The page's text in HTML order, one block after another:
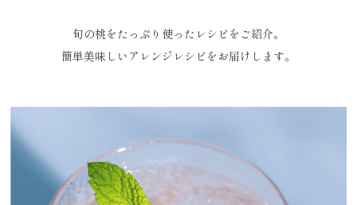
旬の桃をたっぷり使ったレシピをご紹介。
簡単美味しいアレンジレシピをお届けします。